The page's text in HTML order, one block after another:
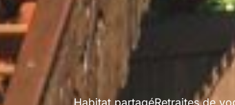
Habitat partagéRetraites de